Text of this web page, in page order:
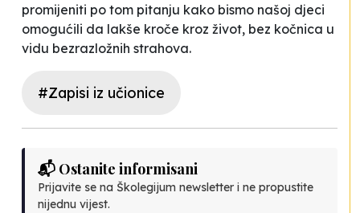
promijeniti po tom pitanju kako bismo našoj djeci
omogućili da lakše kroče kroz život, bez kočnica u
vidu bezrazložnih strahova.
#Zapisi iz učionice
📬 Ostanite informisani
Prijavite se na Školegijum newsletter i ne propustite
nijednu vijest.